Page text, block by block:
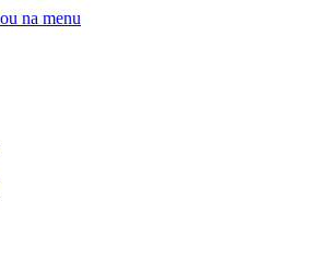
na menu